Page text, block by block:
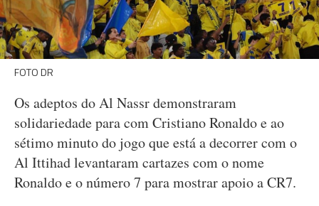
FOTO DR
Os adeptos do Al Nassr demonstraram
solidariedade para com Cristiano Ronaldo e ao
sétimo minuto do jogo que está a decorrer com o
Al Ittihad levantaram cartazes com o nome
Ronaldo e o número 7 para mostrar apoio a CR7.